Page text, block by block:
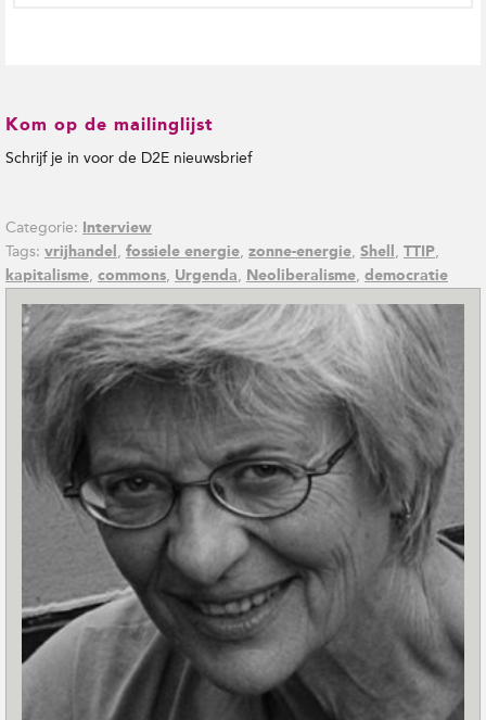
Kom op de mailinglijst
Schrijf je in voor de D2E nieuwsbrief
Categorie: Interview
Tags: vrijhandel , fossiele energie, zonne-energie, Shell , TTIP,
kapitalisme, commons, Urgenda, Neoliberalisme, democratie